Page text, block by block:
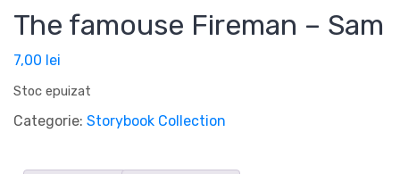
The famouse Fireman – Sam
7,00 lei
Stoc epuizat
Categorie: Storybook Collection